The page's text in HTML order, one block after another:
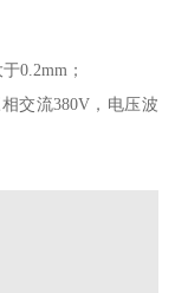
0.2mm；
交流380V，电压波